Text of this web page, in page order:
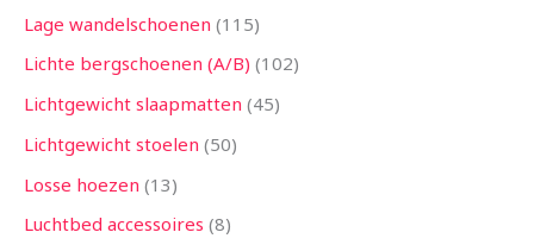
Lage wandelschoenen 115
Lichte bergschoenen (A/B) 102
Lichtgewicht slaapmatten 45
Lichtgewicht stoelen 50
Losse hoezen 13
Luchtbed accessoires 8